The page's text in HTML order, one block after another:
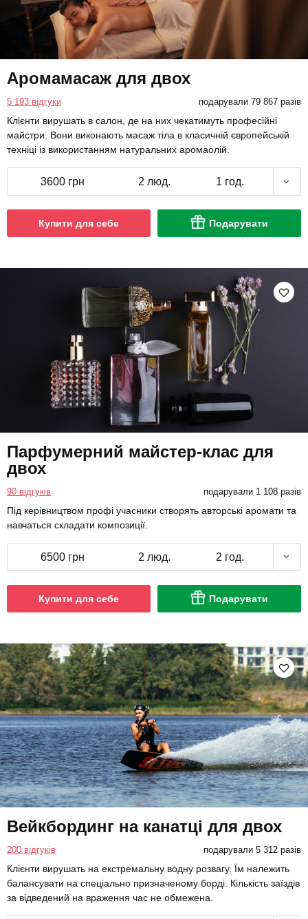
Аромамасаж для двох
5 193 відгуки подарували 79 867 разів
Клієнти вирушать в салон, де на них чекатимуть професійні
майстри. Вони виконають масаж тіла в класичній європейській
техніці із використанням натуральних аромаолій.
3600 грн 2 люд. 1 год.
Купити для себе Подарувати
Парфумерний майстер-клас для
двох
90 відгуків подарували 1 108 разів
Під керівництвом профі учасники створять авторські аромати та
навчаться складати композиції.
6500 грн 2 люд. 2 год.
Купити для себе Подарувати
Вейкбординг на канатці для двох
200 відгуків подарували 5 312 разів
Клієнти вирушать на екстремальну водну розвагу. Їм належить
балансувати на спеціально призначеному борді. Кількість заїздів
за відведений на враження час не обмежена.